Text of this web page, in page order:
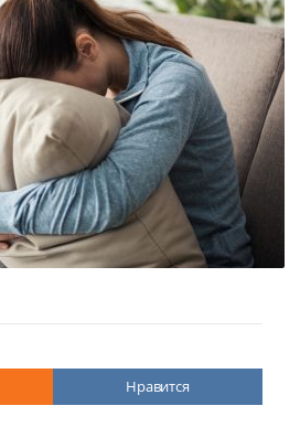
Нравится